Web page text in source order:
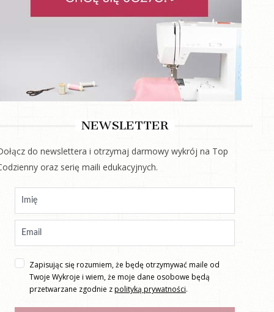
NEWSLETTER
do newslettera i otrzymaj darmowy wykrój na Top
oraz serię maili edukacyjnych.
Zapisując się rozumiem, że będę otrzymywać maile od
Twoje Wykroje i wiem, że moje dane osobowe będą
przetwarzane zgodnie zpolityką prywatności.